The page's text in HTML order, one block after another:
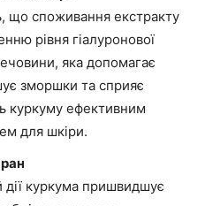
що споживання екстракту
рівня гіалуронової
яка допомагає
зморшки та сприяє
куркуму ефективним
для шкіри.
дії куркума пришвидшує